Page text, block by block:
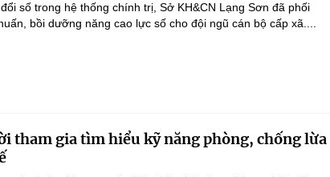
số trong hệ thống chính trị, Sở KH&CN Lạng Sơn đã phối
bồi dưỡng năng cao lực số cho đội ngũ cán bộ cấp xã....
tham gia tìm hiểu kỹ năng phòng, chống lừa